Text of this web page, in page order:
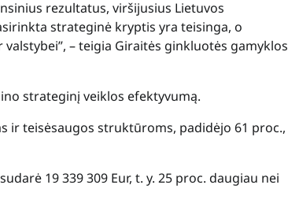
rezultatus, viršijusius Lietuvos
strateginė kryptis yra teisinga, o
– teigia Giraitės ginkluotės gamyklos
strateginį veiklos efektyvumą.
ir teisėsaugos struktūroms, padidėjo 61 proc.,
19 339 309 Eur, t. y. 25 proc. daugiau nei